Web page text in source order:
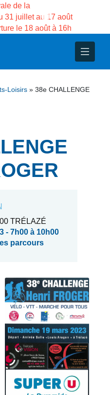
de la
31 juillet au 17 août
le 18 août à 16h
Loisirs » 38e CHALLENGE
TRÉLAZÉ
- 7h00 à 10h00
parcours